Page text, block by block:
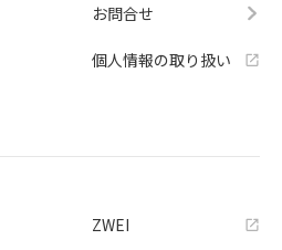
お問合せ
個人情報の取り扱い
ZWEI